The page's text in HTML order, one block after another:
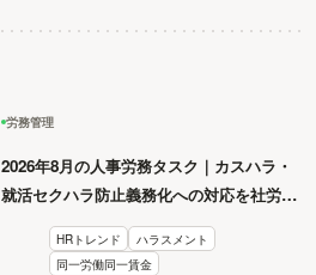
労務管理
2026年8月の人事労務タスク｜カスハラ・
就活セクハラ防止義務化への対応を社労士
HRトレンド
ハラスメント
同一労働同一賃金